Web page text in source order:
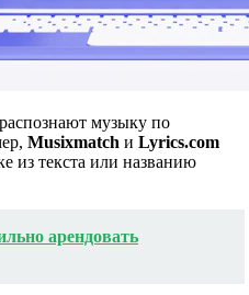
музыку по
Musixmatch и Lyrics.com
из текста или названию
арендовать